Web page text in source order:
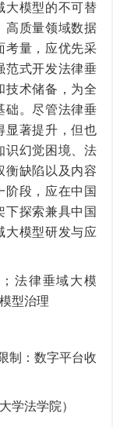
大模型的不可替
高质量领域数据
考量，应优先采
范式开发法律垂
技术储备，为全
础。尽管法律垂
显著提升，但也
识幻觉困境、法
衡缺陷以及内容
阶段，应在中国
下探索兼具中国
大模型研发与应
法律垂域大模
型治理
制：数字平台收
学法学院）